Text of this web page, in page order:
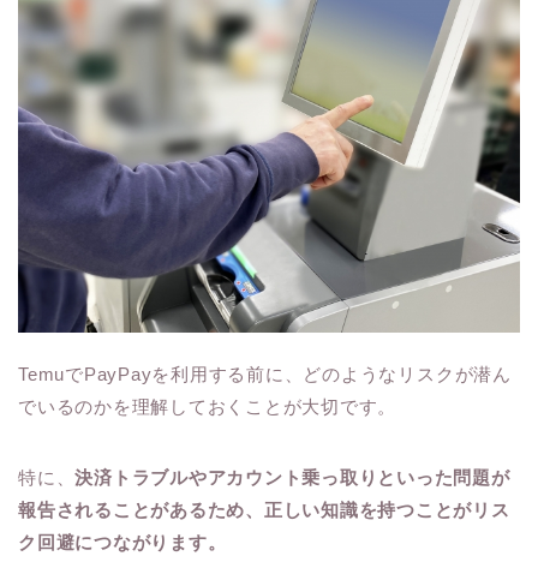
TemuでPayPayを利用する前に、どのようなリスクが潜ん
でいるのかを理解しておくことが大切です。
特に、決済トラブルやアカウント乗っ取りといった問題が
報告されることがあるため、正しい知識を持つことがリス
ク回避につながります。